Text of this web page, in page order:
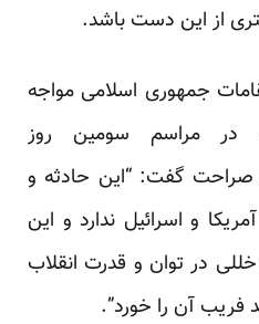
از این دست باشد.
جمهوری اسلامی مواجه
در مراسم سومین روز
صراحت گفت: “این حادثه و
و اسرائیل ندارد و این
در توان و قدرت انقلاب
فریب آن را خورد”.